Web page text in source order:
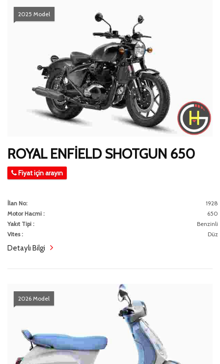
2025 Model
ROYAL ENFİELD SHOTGUN 650
Fiyat için arayın
İlan No:
1928
Motor Hacmi :
650
Yakıt Tipi :
Benzinli
Vites :
Düz
Detaylı Bilgi
2026 Model